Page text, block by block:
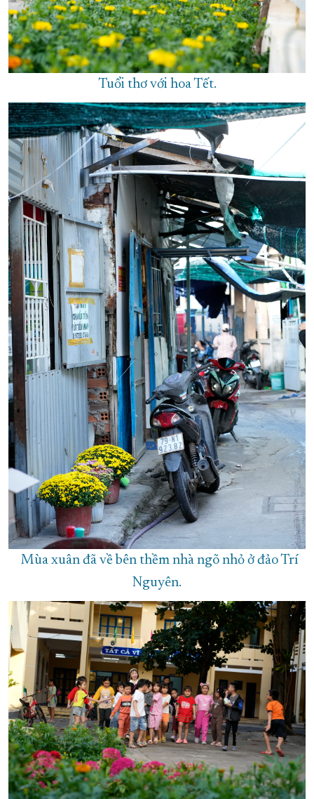
Tuổi thơ với hoa Tết.
Mùa xuân đã về bên thềm nhà ngõ nhỏ ở đảo Trí
Nguyên.